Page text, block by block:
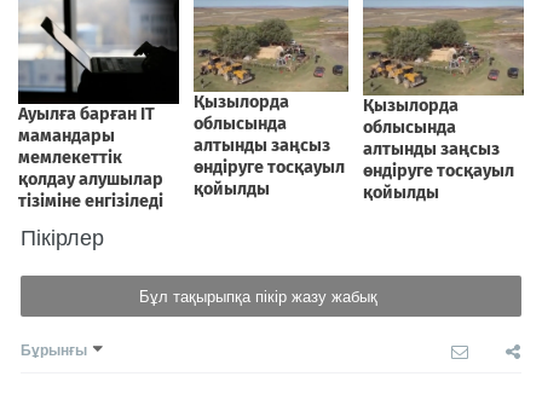
Пікірлер
Бұл тақырыпқа пікір жазу жабық
Бұрынғы